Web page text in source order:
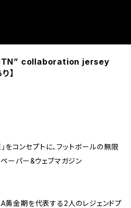
collaboration jersey
】
コンセプトに、フットボールの無限
ーパー&ウェブマガジン
黄金期を代表する2人のレジェンドプ